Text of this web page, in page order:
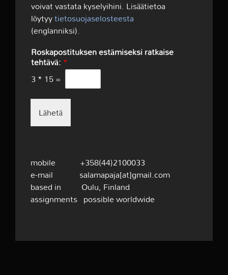
voivat vastata kyselyihini. Lisäätietoa
löytyytietosuojaselosteesta
(englanniksi).
Roskapostituksen estämiseksi ratkaise
tehtävä:*
3* 15=
Lähetä
mobile +358(44)2100033
e-mail salamapaja[at]gmail.com
based in Oulu, Finland
assignments possible worldwide